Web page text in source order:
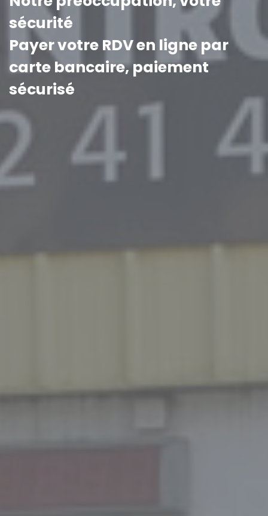
sécurité
Payer votre RDV en ligne par
carte bancaire, paiement
sécurisé